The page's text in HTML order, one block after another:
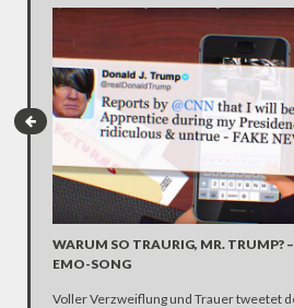
WARUM SO TRAURIG, MR. TRUMP?
EMO-SONG
Voller Verzweiflung und Trauer tweetet